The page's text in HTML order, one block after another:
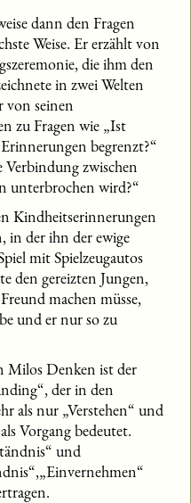
dann den Fragen
Weise. Er erzählt von
die ihm den
in zwei Welten
von seinen
zu Fragen wie „Ist
begrenzt?“
Verbindung zwischen
unterbrochen wird?“
Kindheitserinnerungen
in der ihn der ewige
mit Spielzeugautos
den gereizten Jungen,
machen müsse,
und er nur so zu
Milos Denken ist der
der in den
als nur „Verstehen“ und
Vorgang bedeutet.
und